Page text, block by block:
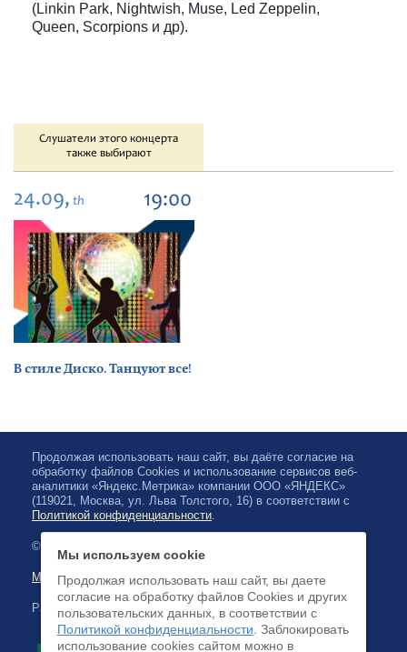
(Linkin Park, Nightwish, Muse, Led Zeppelin,
Queen, Scorpions и др).
Слушатели этого концерта
также выбирают
24.09, th 19:00
В стиле Диско. Танцуют все!
Продолжая использовать наш сайт, вы даёте согласие на
обработку файлов Cookies и использование сервисов веб-
аналитики «Яндекс.Метрика» компании ООО «ЯНДЕКС»
(119021, Москва, ул. Льва Толстого, 16) в соответствии с
Политикой конфиденциальности.
© 2026, Karelian State Philharmonic
Map of site
Payment by credit cards available
Мы используем cookie
Продолжая использовать наш сайт, вы даете
согласие на обработку файлов Cookies и других
пользовательских данных, в соответствии с
Политикой конфиденциальности . Заблокировать
использование cookies сайтом можно в